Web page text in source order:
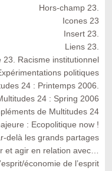
Hors-champ 23.
Icones 23
Insert 23.
Liens 23.
23. Racisme institutionnel
politiques
24 : Printemps 2006.
24 : Spring 2006
de Multitudes 24
: Ecopolitique now !
delà les grands partages
et agir en relation avec…
économie de l’esprit